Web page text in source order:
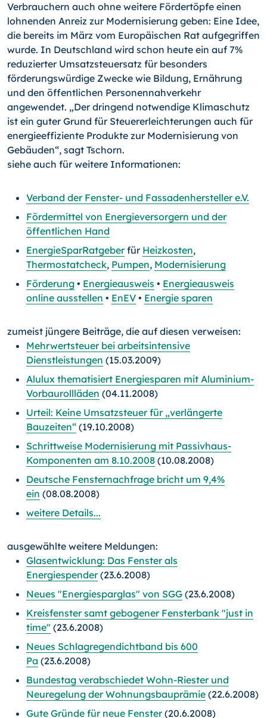
Verbrauchern auch ohne weitere Fördertöpfe einen
lohnenden Anreiz zur Modernisierung geben: Eine Idee,
die bereits im März vom Europäischen Rat aufgegriffen
wurde. In Deutschland wird schon heute ein auf 7%
reduzierter Umsatzsteuersatz für besonders
förderungswürdige Zwecke wie Bildung, Ernährung
und den öffentlichen Personennahverkehr
angewendet. „Der dringend notwendige Klimaschutz
ist ein guter Grund für Steuererleichterungen auch für
energieeffiziente Produkte zur Modernisierung von
Gebäuden“, sagt Tschorn.
siehe auch für weitere Informationen:
Verband der Fenster- und Fassadenhersteller e.V.
Fördermittel von Energieversorgern und der
öffentlichen Hand
EnergieSparRatgeberfür Heizkosten,
Thermostatcheck, Pumpen, Modernisierung
Förderung • Energieausweis • Energieausweis
online ausstellen • EnEV • Energie sparen
zumeist jüngere Beiträge, die auf diesen verweisen:
Mehrwertsteuer bei arbeitsintensive
Dienstleistungen (15.03.2009)
Alulux thematisiert Energiesparen mit Aluminium-
Vorbaurollläden (04.11.2008)
Urteil: Keine Umsatzsteuer für „verlängerte
Bauzeiten“ (19.10.2008)
Schrittweise Modernisierung mit Passivhaus-
Komponenten am 8.10.2008 (10.08.2008)
Deutsche Fensternachfrage bricht um 9,4%
ein (08.08.2008)
weitere Details...
ausgewählte weitere Meldungen:
Glasentwicklung: Das Fenster als
Energiespender(23.6.2008)
Neues "Energiesparglas" von SGG (23.6.2008)
Kreisfenster samt gebogener Fensterbank "just in
time" (23.6.2008)
Neues Schlagregendichtband bis 600
Pa (23.6.2008)
Bundestag verabschiedet Wohn-Riester und
Neuregelung der Wohnungsbauprämie (22.6.2008)
Gute Gründe für neue Fenster(20.6.2008)